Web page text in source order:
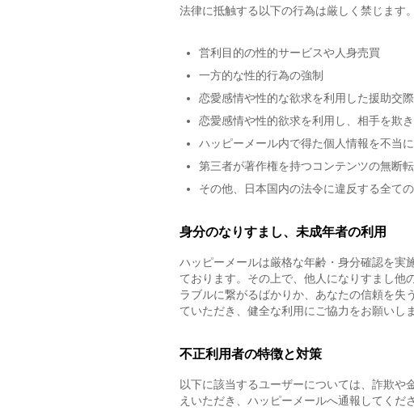
法律に抵触する以下の行為は厳しく禁じます。
営利目的の性的サービスや人身売買
一方的な性的行為の強制
恋愛感情や性的な欲求を利用した援助交
恋愛感情や性的欲求を利用し、相手を欺
ハッピーメール内で得た個人情報を不当
第三者が著作権を持つコンテンツの無断
その他、日本国内の法令に違反する全て
身分のなりすまし、未成年者の利用
ハッピーメールは厳格な年齢・身分確認を実
ております。その上で、他人になりすまし他
ラブルに繋がるばかりか、あなたの信頼を失
ていただき、健全な利用にご協力をお願いしま
不正利用者の特徴と対策
以下に該当するユーザーについては、詐欺
えいただき、ハッピーメールへ通報してくださ